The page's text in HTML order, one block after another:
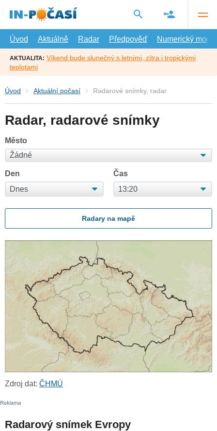
hlavní
Úvod
Aktuálně Radar Předpověď Numerický model
AKTUALITA: Víkend bude slunečný s letními, zítra i tropickými
teplotami
Úvod Aktuální počasí Radarové snímky, radar
Radar, radarové snímky
Město
Den Čas
Radary na mapě
Zdroj dat: ČHMÚ
Radarový snímek Evropy